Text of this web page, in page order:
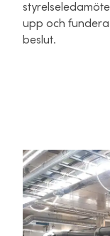
upp och
beslut.